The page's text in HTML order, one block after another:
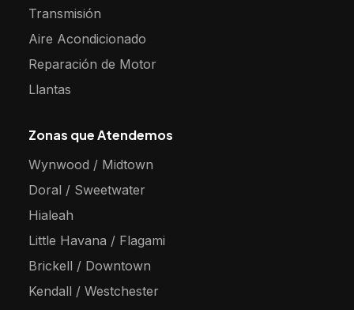
Transmisión
Aire Acondicionado
Reparación de Motor
Llantas
Zonas que Atendemos
Wynwood / Midtown
Doral / Sweetwater
Hialeah
Little Havana / Flagami
Brickell / Downtown
Kendall / Westchester